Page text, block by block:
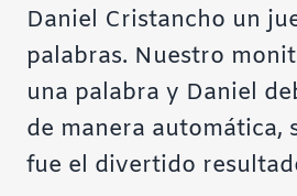
Daniel Cristancho un
palabras. Nuestro
una palabra y Daniel
de manera automática,
fue el divertido